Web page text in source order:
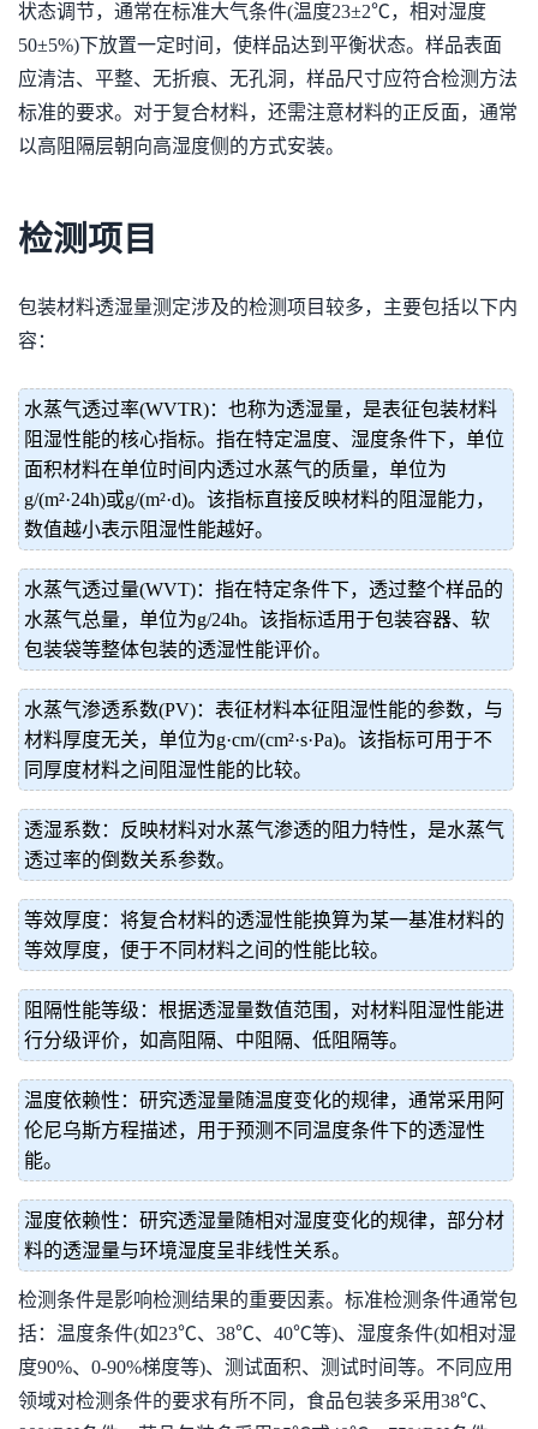
状态调节，通常在标准大气条件(温度23±2℃，相对湿度
50±5%)下放置一定时间，使样品达到平衡状态。样品表面
应清洁、平整、无折痕、无孔洞，样品尺寸应符合检测方法
标准的要求。对于复合材料，还需注意材料的正反面，通常
以高阻隔层朝向高湿度侧的方式安装。
检测项目
包装材料透湿量测定涉及的检测项目较多，主要包括以下内
容：
水蒸气透过率(WVTR)：也称为透湿量，是表征包装材料
阻湿性能的核心指标。指在特定温度、湿度条件下，单位
面积材料在单位时间内透过水蒸气的质量，单位为
g/(m²·24h)或g/(m²·d)。该指标直接反映材料的阻湿能力，
数值越小表示阻湿性能越好。
水蒸气透过量(WVT)：指在特定条件下，透过整个样品的
水蒸气总量，单位为g/24h。该指标适用于包装容器、软
包装袋等整体包装的透湿性能评价。
水蒸气渗透系数(PV)：表征材料本征阻湿性能的参数，与
材料厚度无关，单位为g·cm/(cm²·s·Pa)。该指标可用于不
同厚度材料之间阻湿性能的比较。
透湿系数：反映材料对水蒸气渗透的阻力特性，是水蒸气
透过率的倒数关系参数。
等效厚度：将复合材料的透湿性能换算为某一基准材料的
等效厚度，便于不同材料之间的性能比较。
阻隔性能等级：根据透湿量数值范围，对材料阻湿性能进
行分级评价，如高阻隔、中阻隔、低阻隔等。
温度依赖性：研究透湿量随温度变化的规律，通常采用阿
伦尼乌斯方程描述，用于预测不同温度条件下的透湿性
能。
湿度依赖性：研究透湿量随相对湿度变化的规律，部分材
料的透湿量与环境湿度呈非线性关系。
检测条件是影响检测结果的重要因素。标准检测条件通常包
括：温度条件(如23℃、38℃、40℃等)、湿度条件(如相对湿
度90%、0-90%梯度等)、测试面积、测试时间等。不同应用
领域对检测条件的要求有所不同，食品包装多采用38℃、